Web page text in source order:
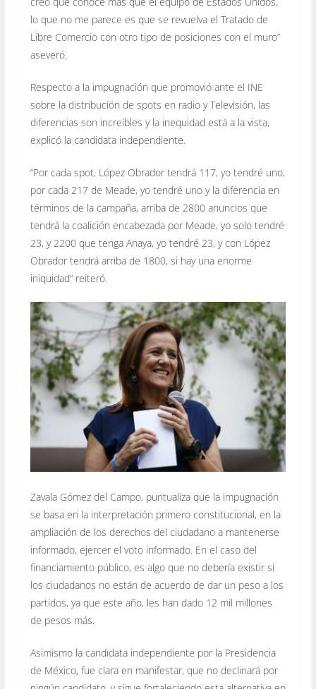
lo que no me parece es que se revuelva el Tratado de
Libre Comercio con otro tipo de posiciones con el muro”
aseveró.
Respecto a la impugnación que promovió ante el INE
sobre la distribución de spots en radio y Televisión, las
diferencias son increíbles y la inequidad está a la vista,
explicó la candidata independiente.
“Por cada spot, López Obrador tendrá 117, yo tendré uno,
por cada 217 de Meade, yo tendré uno y la diferencia en
términos de la campaña, arriba de 2800 anuncios que
tendrá la coalición encabezada por Meade, yo solo tendré
23, y 2200 que tenga Anaya, yo tendré 23, y con López
Obrador tendrá arriba de 1800, si hay una enorme
iniquidad” reiteró.
Zavala Gómez del Campo, puntualiza que la impugnación
se basa en la interpretación primero constitucional, en la
ampliación de los derechos del ciudadano a mantenerse
informado, ejercer el voto informado. En el caso del
financiamiento público, es algo que no debería existir si
los ciudadanos no están de acuerdo de dar un peso a los
partidos, ya que este año, les han dado 12 mil millones
de pesos más.
Asimismo la candidata independiente por la Presidencia
de México, fue clara en manifestar, que no declinará por